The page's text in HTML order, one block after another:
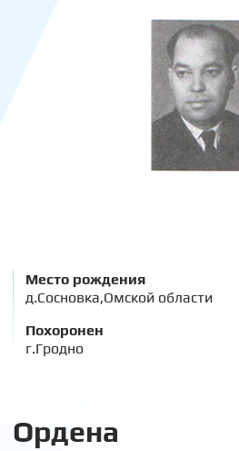
Место рождения
д.Сосновка,Омской области
Похоронен
г.Гродно
Ордена